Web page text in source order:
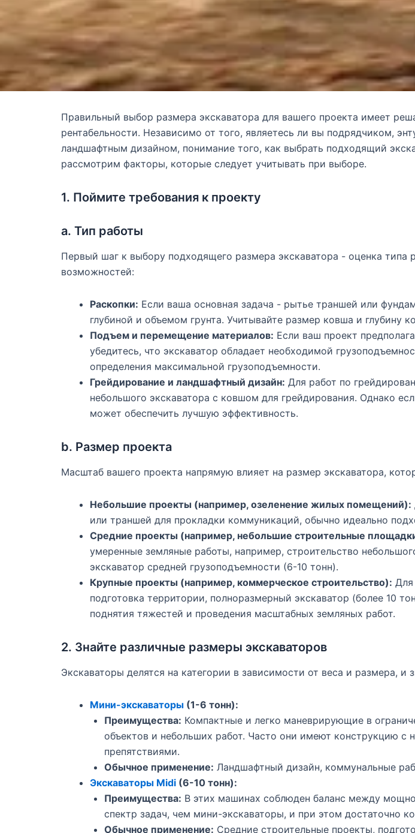
Правильный выбор размера экскаватора для вашего проекта имеет
рентабельности. Независимо от того, являетесь ли вы подрядчиком,
ландшафтным дизайном, понимание того, как выбрать подходящий
рассмотрим факторы, которые следует учитывать при выборе.
1. Поймите требования к проекту
a. Тип работы
Первый шаг к выбору подходящего размера экскаватора - оценка типа
возможностей:
Раскопки: Если ваша основная задача - рытье траншей или
глубиной и объемом грунта. Учитывайте размер ковша и глубину
Подъем и перемещение материалов: Если ваш проект
убедитесь, что экскаватор обладает необходимой
определения максимальной грузоподъемности.
Грейдирование и ландшафтный дизайн: Для работ по
небольшого экскаватора с ковшом для грейдирования. Однако
может обеспечить лучшую эффективность.
b. Размер проекта
Масштаб вашего проекта напрямую влияет на размер экскаватора,
Небольшие проекты (например, озеленение жилых помещений):
или траншей для прокладки коммуникаций, обычно идеально
Средние проекты (например, небольшие строительные
умеренные земляные работы, например, строительство
экскаватор средней грузоподъемности (6-10 тонн).
Крупные проекты (например, коммерческое строительство): Для
подготовка территории, полноразмерный экскаватор (более 10
поднятия тяжестей и проведения масштабных земляных работ.
2. Знайте различные размеры экскаваторов
Экскаваторы делятся на категории в зависимости от веса и размера,
Мини-экскаваторы (1-6 тонн):
Преимущества: Компактные и легко маневрирующие в
объектов и небольших работ. Часто они имеют конструкцию с
препятствиями.
Обычное применение: Ландшафтный дизайн, коммунальные
Экскаваторы Midi (6-10 тонн):
Преимущества: В этих машинах соблюден баланс между
спектр задач, чем мини-экскаваторы, и при этом достаточно
Обычное применение: Средние строительные проекты,